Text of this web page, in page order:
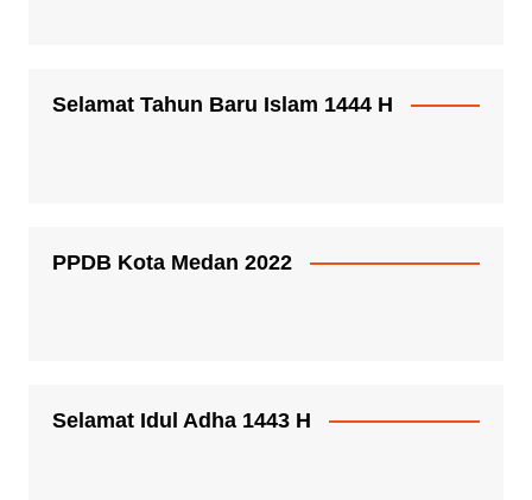
Selamat Tahun Baru Islam 1444 H
PPDB Kota Medan 2022
Selamat Idul Adha 1443 H